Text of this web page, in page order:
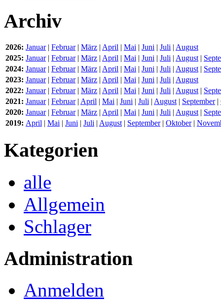
Archiv
2026: Januar| Februar| März | April | Mai | Juni | Juli | August
2025: Januar| Februar| März | April | Mai | Juni | Juli | August|
2024: Januar| Februar| März | April | Mai | Juni | Juli | August|
2023: Januar| Februar| März | April | Mai | Juni | Juli | August
2022: Januar| Februar| März | April | Mai | Juni | Juli | August|
2021: Januar| Februar| April | Mai | Juni | Juli | August| September|
2020: Januar| Februar| März | April | Mai | Juni | Juli | August|
2019: April | Mai | Juni | Juli | August| September| Oktober|
Kategorien
alle
Allgemein
Schlager
Administration
Anmelden